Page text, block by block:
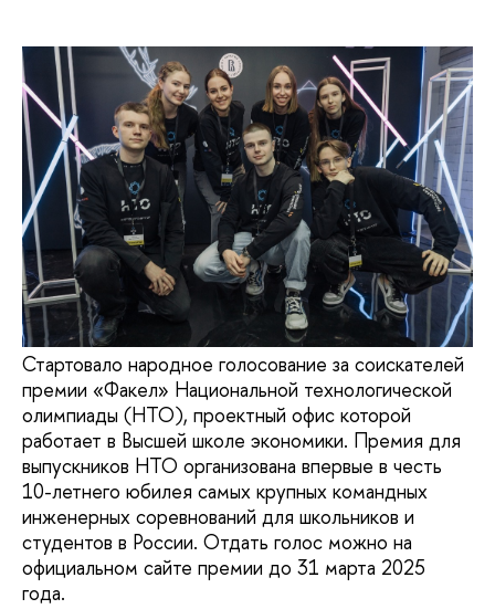
Стартовало народное голосование за соискателей
премии «Факел» Национальной технологической
олимпиады (НТО), проектный офис которой
работает в Высшей школе экономики. Премия для
выпускников НТО организована впервые в честь
10-летнего юбилея самых крупных командных
инженерных соревнований для школьников и
студентов в России. Отдать голос можно на
официальном сайте премии до 31 марта 2025
года.